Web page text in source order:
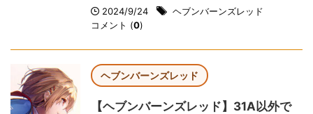
2024/9/24
ヘブンバーンズレッド
コメント (0)
ヘブンバーンズレッド
【ヘブンバーンズレッド】31A以外で